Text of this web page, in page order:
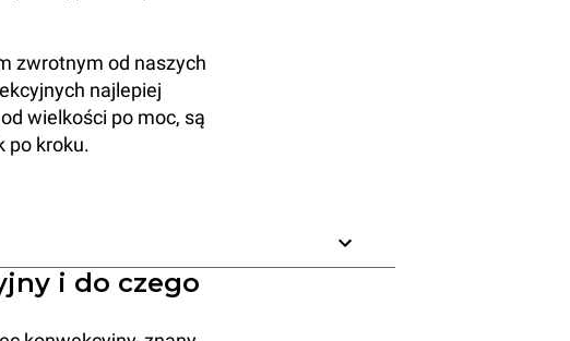
zwrotnym od naszych
najlepiej
wielkości po moc, są
po kroku.
i do czego